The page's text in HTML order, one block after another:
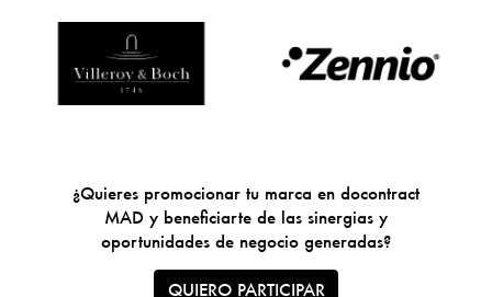
¿Quieres promocionar tu marca en docontract
MAD y beneficiarte de las sinergias y
oportunidades de negocio generadas?
QUIERO PARTICIPAR